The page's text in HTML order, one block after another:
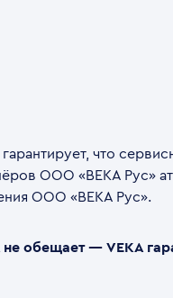
гарантирует, что
ООО «ВЕКА Рус»
ООО «ВЕКА Рус».
не обещает — VEKA